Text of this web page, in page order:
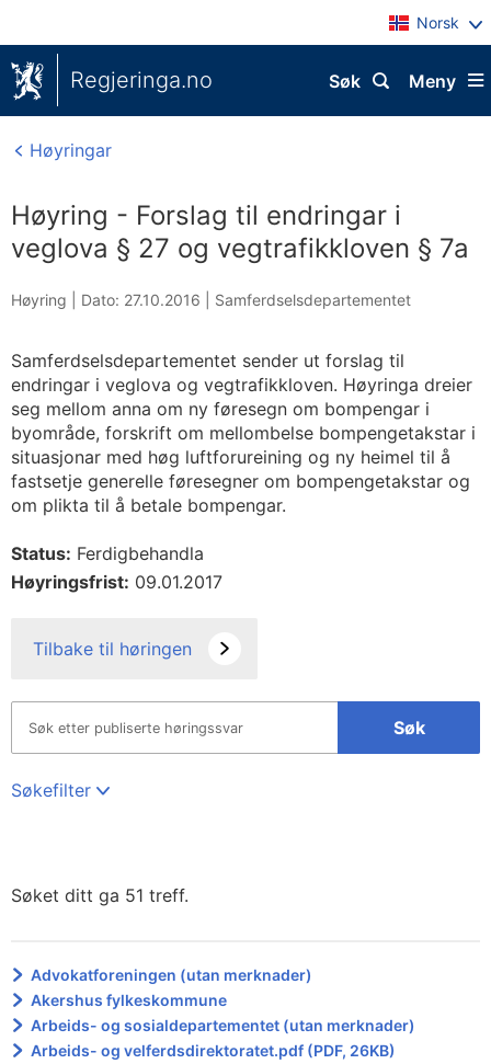
Norsk
Regjeringa.no Meny
Søk
Høyringar
Høyring - Forslag til endringar i
veglova § 27 og vegtrafikkloven § 7a
Høyring | Dato: 27.10.2016 Samferdselsdepartementet
Samferdselsdepartementet sender ut forslag til
endringar i veglova og vegtrafikkloven. Høyringa dreier
seg mellom anna om ny føresegn om bompengar i
byområde, forskrift om mellombelse bompengetakstar i
situasjonar med høg luftforureining og ny heimel til å
fastsetje generelle føresegner om bompengetakstar og
om plikta til å betale bompengar.
Status: Ferdigbehandla
Høyringsfrist: 09.01.2017
Tilbake til høringen
Søk
Søkefilter
Søket ditt ga 51 treff.
Advokatforeningen (utan merknader)
Akershus fylkeskommune
Arbeids- og sosialdepartementet (utan merknader)
Arbeids- og velferdsdirektoratet.pdf (PDF, 26KB)